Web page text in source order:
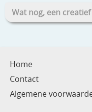
Wat nog, een
Home
Contact
Algemene